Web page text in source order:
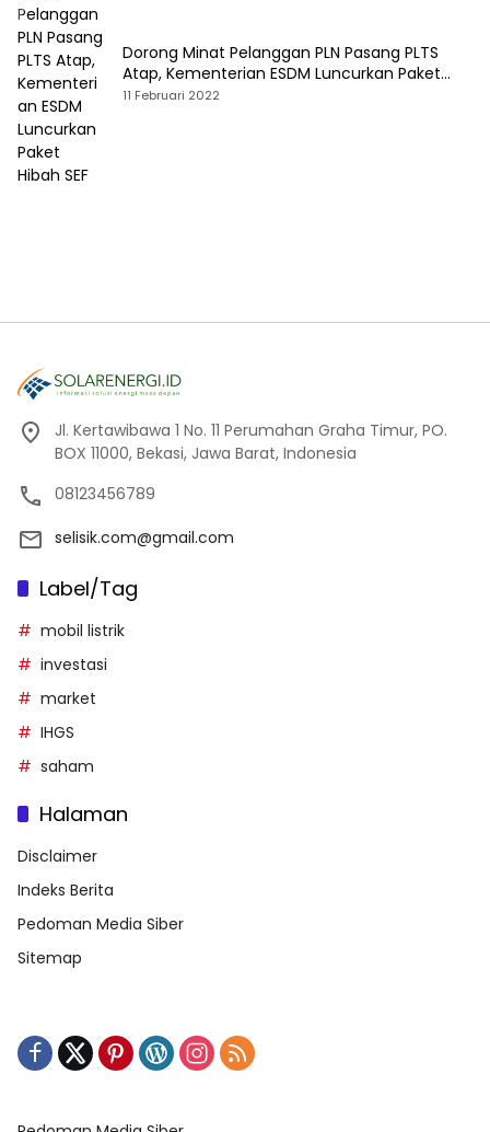
Dorong Minat Pelanggan PLN Pasang PLTS
Atap, Kementerian ESDM Luncurkan Paket
Hibah SEF
11 Februari 2022
Jl. Kertawibawa 1 No. 11 Perumahan Graha Timur, PO.
BOX 11000, Bekasi, Jawa Barat, Indonesia
08123456789
selisik.com@gmail.com
Label/Tag
mobil listrik
investasi
market
IHGS
saham
Halaman
Disclaimer
Indeks Berita
Pedoman Media Siber
Sitemap